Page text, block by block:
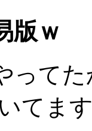
版ｗ
って
てま